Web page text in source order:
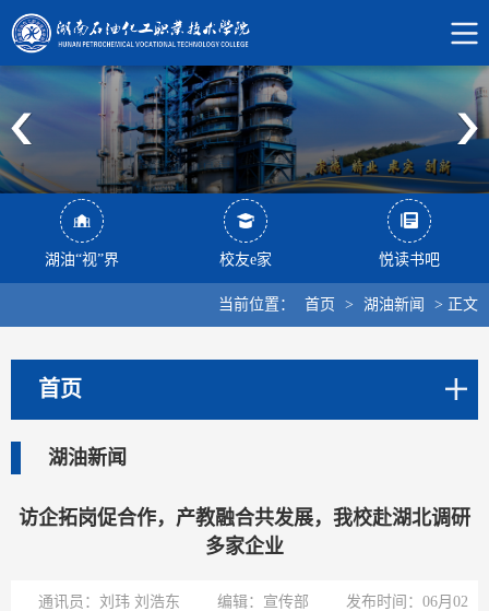
湖油“视”界 校友e家 悦读书吧
当前位置： 首页 > 湖油新闻 > 正文
首页
湖油新闻
访企拓岗促合作，产教融合共发展，我校赴湖北调研
多家企业
通讯员：刘玮 刘浩东 编辑：宣传部 发布时间：06月02